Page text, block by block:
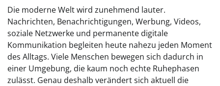
Die moderne Welt wird zunehmend lauter.
Nachrichten, Benachrichtigungen, Werbung, Videos,
soziale Netzwerke und permanente digitale
Kommunikation begleiten heute nahezu jeden Moment
des Alltags. Viele Menschen bewegen sich dadurch in
einer Umgebung, die kaum noch echte Ruhephasen
zulässt. Genau deshalb verändert sich aktuell die